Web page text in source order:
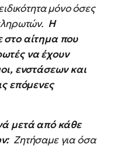
μόνο όσες
Η
στο αίτημα που
να έχουν
ενστάσεων και
επόμενες
μετά από κάθε
Ζητήσαμε για όσα